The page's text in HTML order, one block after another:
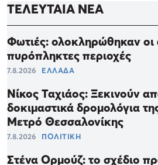
ΤΕΛΕΥΤΑΙΑ ΝΕΑ
Φωτιές: ολοκληρώθηκαν οι
πυρόπληκτες περιοχές
7.8.2026 ΕΛΛΑΔΑ
Νίκος Ταχιάος: Ξεκινούν
δοκιμαστικά δρομολόγια
Μετρό Θεσσαλονίκης
7.8.2026 ΠΟΛΙΤΙΚΗ
Στένα Ορμούζ: το σχέδιο